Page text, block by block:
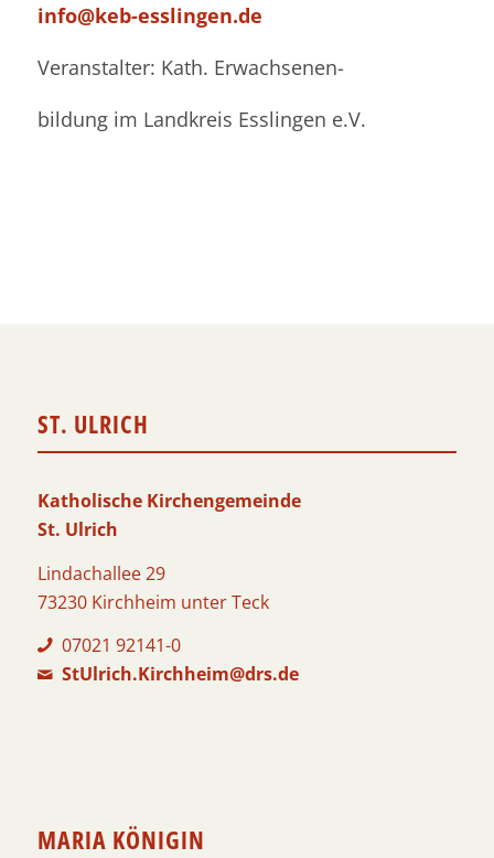
info@keb-esslingen.de
Veranstalter: Kath. Erwachsenen-
bildung im Landkreis Esslingen e.V.
ST. ULRICH
Katholische Kirchengemeinde
St. Ulrich
Lindachallee 29
73230 Kirchheim unter Teck
07021 92141-0
StUlrich.Kirchheim@drs.de
MARIA KÖNIGIN